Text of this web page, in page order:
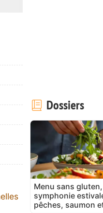
Dossiers
Menu sans
symphonie
pêches, saumon